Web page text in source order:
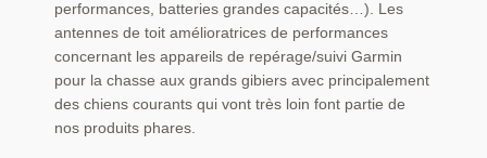
performances, batteries grandes capacités…). Les
antennes de toit amélioratrices de performances
concernant les appareils de repérage/suivi Garmin
pour la chasse aux grands gibiers avec principalement
des chiens courants qui vont très loin font partie de
nos produits phares.